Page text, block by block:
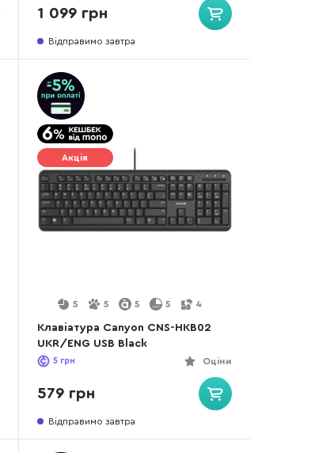
1 099 грн
Відправимо завтра
Акція
5 5 5 5 4
Клавіатура Canyon CNS-HKB02
UKR/ENG USB Black
Оціни
5грн
579 грн
Відправимо завтра